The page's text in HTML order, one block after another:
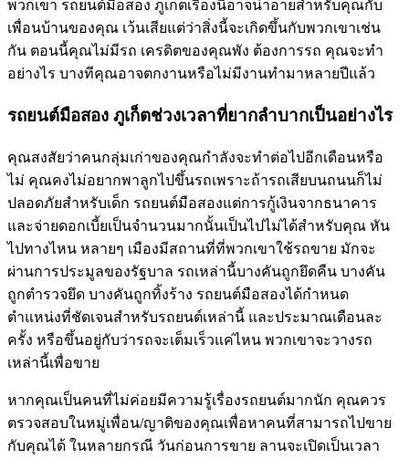
พวกเขา รถยนต์มือสอง ภูเก็ตเรื่องนี้อาจน่าอายสำหรับคุณกับ
เพื่อนบ้านของคุณ เว้นเสียแต่ว่าสิ่งนี้จะเกิดขึ้นกับพวกเขาเช่น
กัน ตอนนี้คุณไม่มีรถ เครดิตของคุณพัง ต้องการรถ คุณจะทำ
อย่างไร บางทีคุณอาจตกงานหรือไม่มีงานทำมาหลายปีแล้ว
รถยนต์มือสอง ภูเก็ตช่วงเวลาที่ยากลำบากเป็นอย่างไร
คุณสงสัยว่าคนกลุ่มเก่าของคุณกำลังจะทำต่อไปอีกเดือนหรือ
ไม่ คุณคงไม่อยากพาลูกไปขึ้นรถเพราะถ้ารถเสียบนถนนก็ไม่
ปลอดภัยสำหรับเด็ก รถยนต์มือสองแต่การกู้เงินจากธนาคาร
และจ่ายดอกเบี้ยเป็นจำนวนมากนั้นเป็นไปไม่ได้สำหรับคุณ หัน
ไปทางไหน หลายๆ เมืองมีสถานที่ที่พวกเขาใช้รถขาย มักจะ
ผ่านการประมูลของรัฐบาล รถเหล่านี้บางคันถูกยึดคืน บางคัน
ถูกตำรวจยึด บางคันถูกทิ้งร้าง รถยนต์มือสองได้กำหนด
ตำแหน่งที่ชัดเจนสำหรับรถยนต์เหล่านี้ และประมาณเดือนละ
ครั้ง หรือขึ้นอยู่กับว่ารถจะเต็มเร็วแค่ไหน พวกเขาจะวางรถ
เหล่านี้เพื่อขาย
หากคุณเป็นคนที่ไม่ค่อยมีความรู้เรื่องรถยนต์มากนัก คุณควร
ตรวจสอบในหมู่เพื่อน/ญาติของคุณเพื่อหาคนที่สามารถไปขาย
กับคุณได้ ในหลายกรณี วันก่อนการขาย ลานจะเปิดเป็นเวลา